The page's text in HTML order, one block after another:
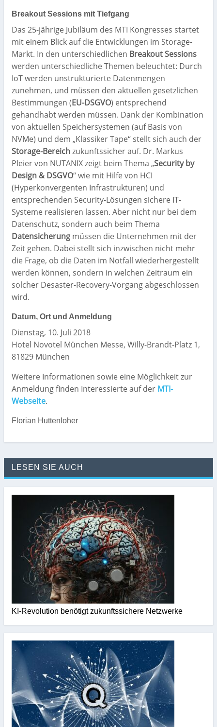
Breakout Sessions mit Tiefgang
Das 25-jährige Jubiläum des MTI Kongresses startet
mit einem Blick auf die Entwicklungen im Storage-
Markt. In den unterschiedlichen Breakout Sessions
werden unterschiedliche Themen beleuchtet: Durch
IoT werden unstrukturierte Datenmengen
zunehmen, und müssen den aktuellen gesetzlichen
Bestimmungen (EU-DSGVO) entsprechend
gehandhabt werden müssen. Dank der Kombination
von aktuellen Speichersystemen (auf Basis von
NVMe) und dem „Klassiker Tape“ stellt sich auch der
Storage-Bereichzukunftssicher auf. Dr. Markus
Pleier von NUTANIX zeigt beim Thema „Security by
Design & DSGVO“ wie mit Hilfe von HCI
(Hyperkonvergenten Infrastrukturen) und
entsprechenden Security-Lösungen sichere IT-
Systeme realisieren lassen. Aber nicht nur bei dem
Datenschutz, sondern auch beim Thema
Datensicherung müssen die Unternehmen mit der
Zeit gehen. Dabei stellt sich inzwischen nicht mehr
die Frage, ob die Daten im Notfall wiederhergestellt
werden können, sondern in welchen Zeitraum ein
solcher Desaster-Recovery-Vorgang abgeschlossen
wird.
Datum, Ort und Anmeldung
Dienstag, 10. Juli 2018
Hotel Novotel München Messe, Willy-Brandt-Platz 1,
81829 München
Weitere Informationen sowie eine Möglichkeit zur
Anmeldung finden Interessierte auf der MTI-
Webseite.
Florian Huttenloher
LESEN SIE AUCH
KI-Revolution benötigt zukunftssichere Netzwerke